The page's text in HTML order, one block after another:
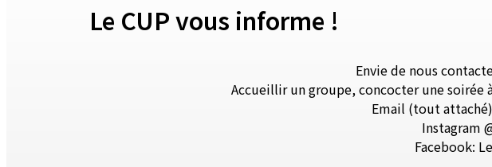
Le CUP vous informe !
Envie de nous
Accueillir un groupe, concocter une
Email (tout
Instagram
Facebook: